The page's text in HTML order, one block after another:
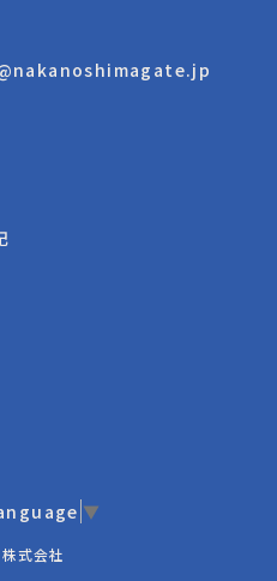
▼
式会社